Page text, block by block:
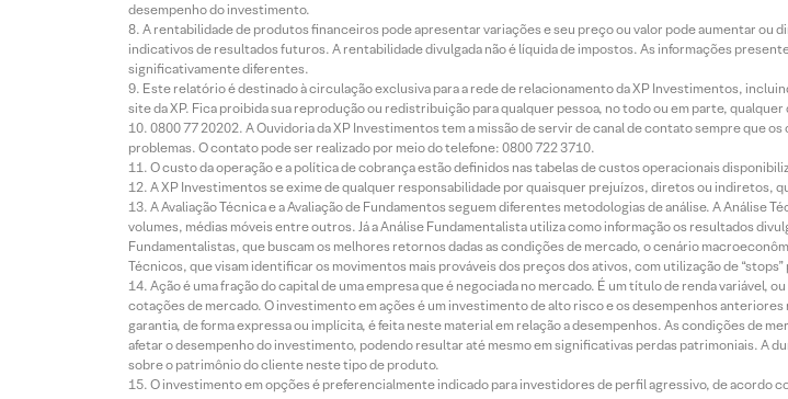
desempenho do investimento.
A rentabilidade de produtos financeiros pode apresentar variações e seu preço ou valor pode aumentar
indicativos de resultados futuros. A rentabilidade divulgada não é líquida de impostos. As informações
significativamente diferentes.
Este relatório é destinado à circulação exclusiva para a rede de relacionamento da XP Investimentos,
site da XP. Fica proibida sua reprodução ou redistribuição para qualquer pessoa, no todo ou em parte,
0800 77 20202. A Ouvidoria da XP Investimentos tem a missão de servir de canal de contato sempre que
problemas. O contato pode ser realizado por meio do telefone: 0800 722 3710.
O custo da operação e a política de cobrança estão definidos nas tabelas de custos operacionais
A XP Investimentos se exime de qualquer responsabilidade por quaisquer prejuízos, diretos ou indiretos,
A Avaliação Técnica e a Avaliação de Fundamentos seguem diferentes metodologias de análise. A
volumes, médias móveis entre outros. Já a Análise Fundamentalista utiliza como informação os resultados
Fundamentalistas, que buscam os melhores retornos dadas as condições de mercado, o cenário
Técnicos, que visam identificar os movimentos mais prováveis dos preços dos ativos, com utilização de
Ação é uma fração do capital de uma empresa que é negociada no mercado. É um título de renda variável,
cotações de mercado. O investimento em ações é um investimento de alto risco e os desempenhos
garantia, de forma expressa ou implícita, é feita neste material em relação a desempenhos. As condições de
afetar o desempenho do investimento, podendo resultar até mesmo em significativas perdas patrimoniais. A
sobre o patrimônio do cliente neste tipo de produto.
O investimento em opções é preferencialmente indicado para investidores de perfil agressivo, de acordo